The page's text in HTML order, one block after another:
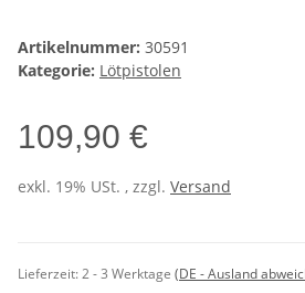
Artikelnummer: 30591
Kategorie: Lötpistolen
109,90 €
exkl. 19% USt. , zzgl. Versand
Lieferzeit:2 - 3 Werktage (DE - Ausland